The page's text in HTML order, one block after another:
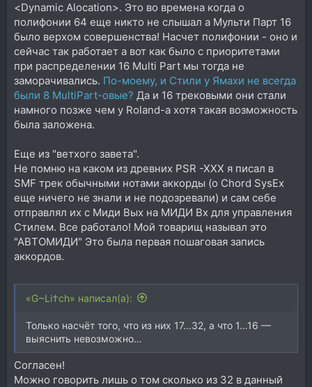
<Dynamic Alocation>. Это во времена когда о
полифонии 64 еще никто не слышал а Мульти Парт 16
было верхом совершенства! Насчет полифонии - оно и
сейчас так работает а вот как было с приоритетами
при распределении 16 Multi Part мы тогда не
заморачивались. По-моему, и Стили у Ямахи не всегда
были 8 MultiPart-овые? Да и 16 трековыми они стали
намного позже чем у Roland-а хотя такая возможность
была заложена.
Еще из "ветхого завета".
Не помню на каком из древних PSR -XXX я писал в
SMF трек обычными нотами аккорды (о Chord SysEx
еще ничего не знали и не подозревали) и сам себе
отправлял их с Миди Вых на МИДИ Вх для управления
Стилем. Все работало! Мой товарищ называл это
"АВТОМИДИ" Это была первая пошаговая запись
аккордов.
«G~Li†ch» написал(а):
Только насчёт того, что из них 17…32, а что 1…16 —
выяснить невозможно…
Согласен!
Можно говорить лишь о том сколько из 32 в данный